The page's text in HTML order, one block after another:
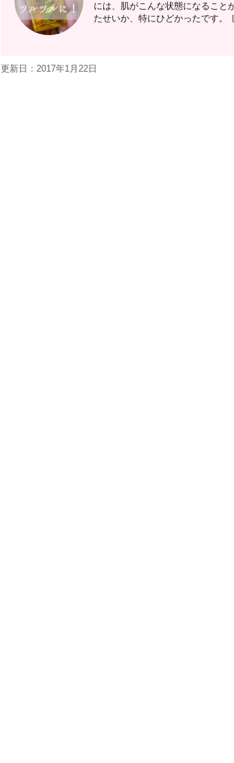
には、肌がこんな状態になること
たせいか、特にひどかったです。
更新日： 2017年1月22日